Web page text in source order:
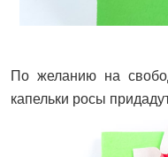
По желанию на
капельки росы